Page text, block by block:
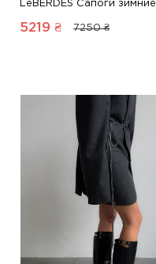
LeBERDES Сапоги зимние
5219 ₴ 7250 ₴